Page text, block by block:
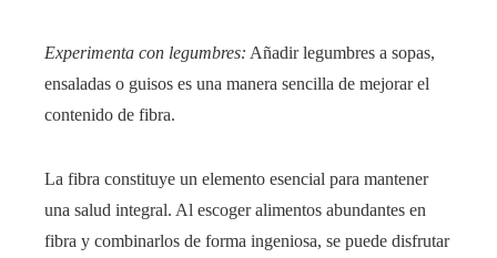
Experimenta con legumbres: Añadir legumbres a sopas,
ensaladas o guisos es una manera sencilla de mejorar el
contenido de fibra.
La fibra constituye un elemento esencial para mantener
una salud integral. Al escoger alimentos abundantes en
fibra y combinarlos de forma ingeniosa, se puede disfrutar